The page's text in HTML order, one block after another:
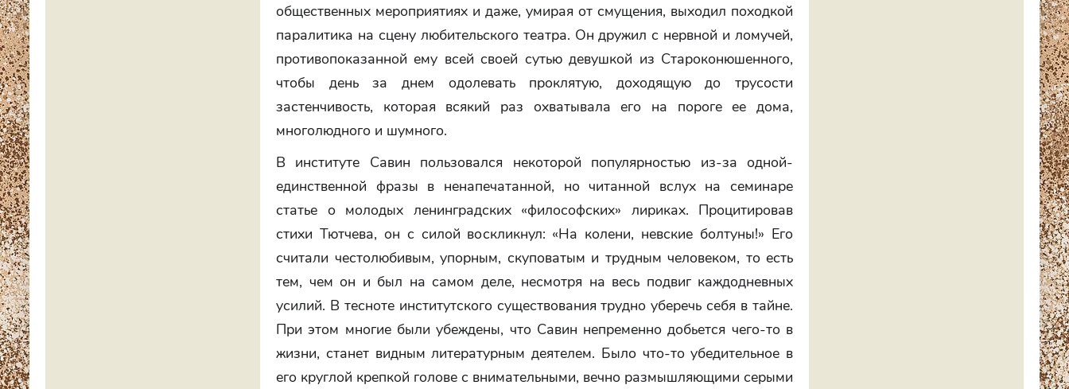
общественных мероприятиях и даже, умирая от смущения, выходил походкой
паралитика на сцену любительского театра. Он дружил с нервной и ломучей,
противопоказанной ему всей своей сутью девушкой из Староконюшенного,
чтобы день за днем одолевать проклятую, доходящую до трусости
застенчивость, которая всякий раз охватывала его на пороге ее дома,
многолюдного и шумного.
В институте Савин пользовался некоторой популярностью из-за одной-
единственной фразы в ненапечатанной, но читанной вслух на семинаре
статье о молодых ленинградских «философских» лириках. Процитировав
стихи Тютчева, он с силой воскликнул: «На колени, невские болтуны!» Его
считали честолюбивым, упорным, скуповатым и трудным человеком, то есть
тем, чем он и был на самом деле, несмотря на весь подвиг каждодневных
усилий. В тесноте институтского существования трудно уберечь себя в тайне.
При этом многие были убеждены, что Савин непременно добьется чего-то в
жизни, станет видным литературным деятелем. Было что-то убедительное в
его круглой крепкой голове с внимательными, вечно размышляющими серыми